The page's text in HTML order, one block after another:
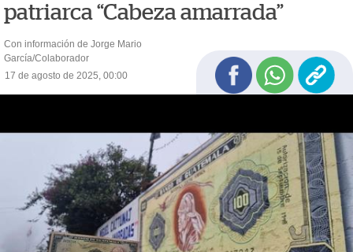
patriarca “Cabeza amarrada”
Con información de Jorge Mario
García/Colaborador
17 de agosto de 2025, 00:00